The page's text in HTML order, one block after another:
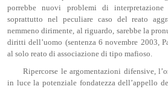
porrebbe nuovi problemi di
soprattutto nel peculiare caso del reato
nemmeno dirimente, al riguardo, sarebbe la
diritti dell’uomo (sentenza 6 novembre 2003,
al solo reato di associazione di tipo mafioso.
Ripercorse le argomentazioni difensive,
in luce la potenziale fondatezza dell’appello